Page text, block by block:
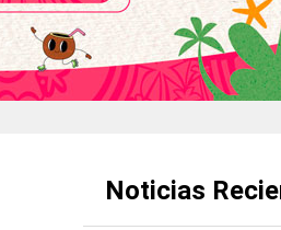
Noticias